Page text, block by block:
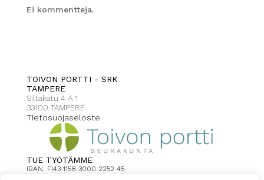
Ei kommentteja.
TOIVON PORTTI - SRK
TAMPERE
Siltakatu 4 A 1
33100 TAMPERE
Tietosuojaseloste
TUE TYÖTÄMME
IBAN: FI43 1158 3000 2252 45